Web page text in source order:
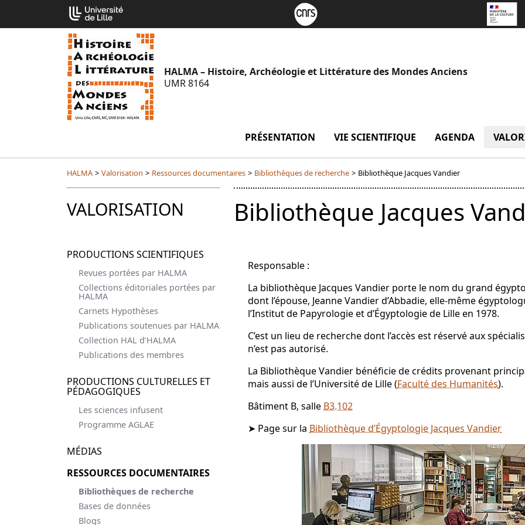
contenu
HALMA – Histoire, Archéologie et Littérature des Mondes Anciens
UMR 8164
PRÉSENTATION menu Présentation
VIE SCIENTIFIQUE menu Vie scientifique
AGENDA
HALMA > Valorisation > Ressources documentaires > Bibliothèques de recherche > Bibliothèque Jacques Vandier
VALORISATION
PRODUCTIONS SCIENTIFIQUES
Revues portées par HALMA
Collections éditoriales portées par
HALMA
Carnets Hypothèses
Publications soutenues par HALMA
Collection HAL d’HALMA
Publications des membres
PRODUCTIONS CULTURELLES ET
PÉDAGOGIQUES
Les sciences infusent
Programme AGLAE
MÉDIAS
RESSOURCES DOCUMENTAIRES
Bibliothèques de recherche
Bases de données
Blogs
Bibliothèque Jacques
Responsable :
La bibliothèque Jacques Vandier porte le nom du grand
dont l’épouse, Jeanne Vandier d’Abbadie, elle-même
l’Institut de Papyrologie et d’Égyptologie de Lille en 1978.
C’est un lieu de recherche dont l’accès est réservé aux
n’est pas autorisé.
La Bibliothèque Vandier bénéficie de crédits provenant
mais aussi de l’Université de Lille (Faculté des Humanités).
Bâtiment B, salle B3.102
➤ Page sur la Bibliothèque d’Égyptologie Jacques Vandier
Cookies management panel